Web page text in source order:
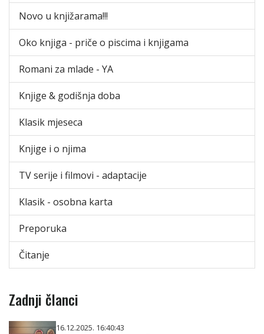
Novo u knjižarama!!!
Oko knjiga - priče o piscima i knjigama
Romani za mlade - YA
Knjige & godišnja doba
Klasik mjeseca
Knjige i o njima
TV serije i filmovi - adaptacije
Klasik - osobna karta
Preporuka
Čitanje
Zadnji članci
16.12.2025. 16:40:43